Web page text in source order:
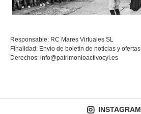
Responsable: RC Mares Virtuales SL
Finalidad: Envío de boletín de noticias y ofertas
Derechos: info@patrimonioactivocyl.es
INSTAGRAM